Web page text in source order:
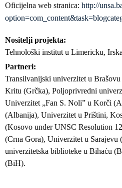
Oficijelna web stranica: http://
Nositelji projekta
Tehnološki institut u Limericku, Irska
Partneri
Transilvanijski univerzitet u
Kritu (Grčka), Poljoprivredni
Univerzitet „Fan S. Noli” u Korči
(Albanija), Univerzitet u Prištini,
(Kosovo under UNSC Resolution
(Crna Gora), Univerzitet u
univerzitetska biblioteke u Bihaću
(BiH).